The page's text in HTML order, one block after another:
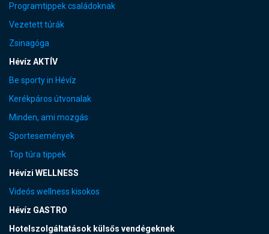
Programtippek családoknak
Vezetett túrák
Zsinagóga
Hévíz AKTÍV
Be sporty in Hévíz
Kerékpáros útvonalak
Minden, ami mozgás
Sportesemények
Top túra tippek
Hévízi WELLNESS
Videós wellness kisokos
Hévíz GASTRO
Hotelszolgáltatások külsős vendégeknek